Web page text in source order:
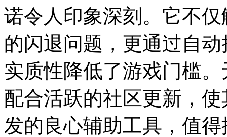
诺令人印象深刻。它不
的闪退问题，更通过自
实质性降低了游戏门槛
配合活跃的社区更新，
发的良心辅助工具，值